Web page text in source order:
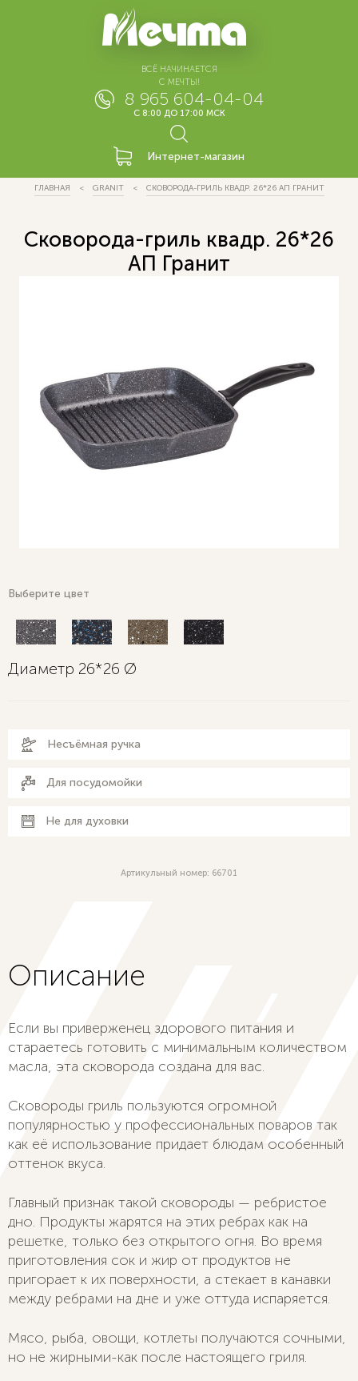
ВСЁ НАЧИНАЕТСЯ
С МЕЧТЫ!
8 965 604-04-04
С 8:00 ДО 17:00 МСК
Интернет-магазин
ГЛАВНАЯ GRANIT СКОВОРОДА-ГРИЛЬ КВАДР. 26*26 АП ГРАНИТ
Сковорода-гриль квадр. 26*26
АП Гранит
Выберите цвет
Диаметр 26*26 Ø
Несъёмная ручка
Для посудомойки
Не для духовки
Артикульный номер: 66701
Описание
Если вы приверженец здорового питания и
стараетесь готовить с минимальным количеством
масла, эта сковорода создана для вас.
Сковороды гриль пользуются огромной
популярностью у профессиональных поваров так
как её использование придает блюдам особенный
оттенок вкуса.
Главный признак такой сковороды — ребристое
дно. Продукты жарятся на этих ребрах как на
решетке, только без открытого огня. Во время
приготовления сок и жир от продуктов не
пригорает к их поверхности, а стекает в канавки
между ребрами на дне и уже оттуда испаряется.
Мясо, рыба, овощи, котлеты получаются сочными,
но не жирными-как после настоящего гриля.